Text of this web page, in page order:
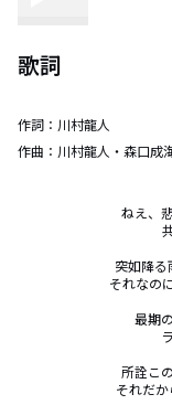
歌詞
作詞： 川村龍人
作曲： 川村龍人・森口成
ねえ、
突如降る
それなの
最期
所詮こ
それだ